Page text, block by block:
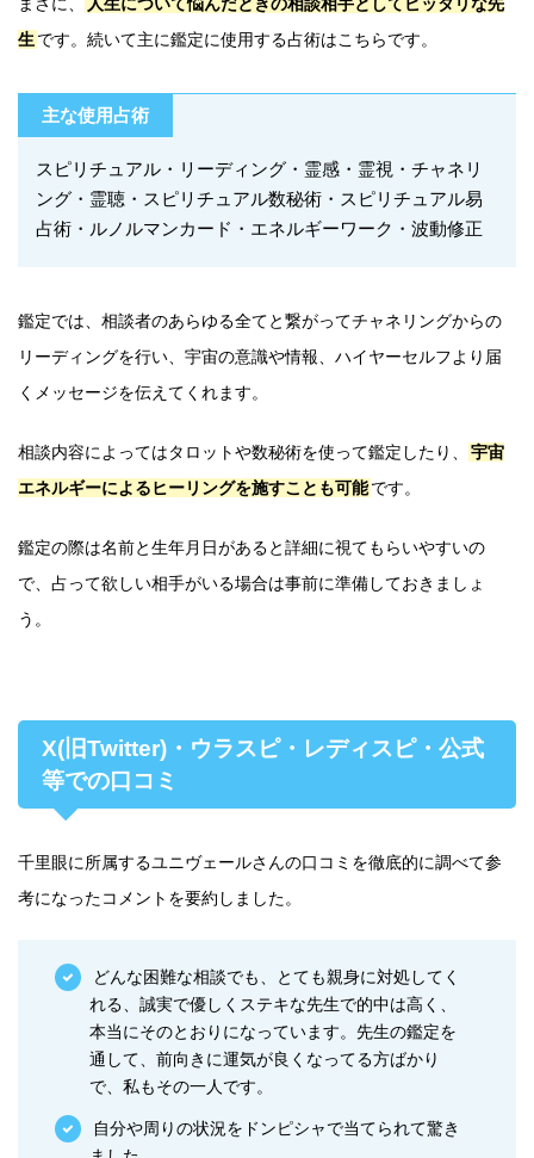
生 です。続いて主に鑑定に使用する占術はこちらです。
主な使用占術
スピリチュアル・リーディング・霊感・霊視・チャネリ
ング・霊聴・スピリチュアル数秘術・スピリチュアル易
占術・ルノルマンカード・エネルギーワーク・波動修正
鑑定では、相談者のあらゆる全てと繋がってチャネリングからの
リーディングを行い、宇宙の意識や情報、ハイヤーセルフより届
くメッセージを伝えてくれます。
相談内容によってはタロットや数秘術を使って鑑定したり、
宇宙
エネルギーによるヒーリングを施すことも可能です。
鑑定の際は名前と生年月日があると詳細に視てもらいやすいの
で、占って欲しい相手がいる場合は事前に準備しておきましょ
う。
X(旧Twitter)・ウラスピ・レディスピ・公式
等での口コミ
千里眼に所属するユニヴェールさんの口コミを徹底的に調べて参
考になったコメントを要約しました。
どんな困難な相談でも、とても親身に対処してく
れる、誠実で優しくステキな先生で的中は高く、
本当にそのとおりになっています。先生の鑑定を
通して、前向きに運気が良くなってる方ばかり
で、私もその一人です。
自分や周りの状況をドンピシャで当てられて驚き